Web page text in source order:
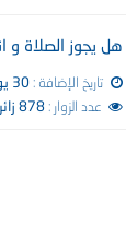
هل يجوز الصلاة و
تاريخ الإضافة :30 يونيو, 2026
عدد الزوار :878 زائر